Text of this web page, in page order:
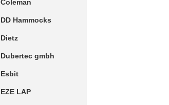
Coleman
DD Hammocks
Dietz
Dubertec gmbh
Esbit
EZE LAP